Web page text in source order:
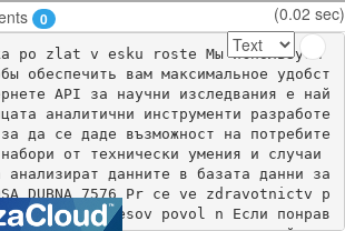
0 (0.02 sec)
po zlat v esku roste Мы используем
обеспечить вам максимальное удобст
API за научни изследвания е най
аналитични инструменти разработе
да се даде възможност на потребите
от технически умения и случаи
анализират данните в базата данни за
DUBNA 7576 Pr ce ve zdravotnictv p
nejv ce stresov povol n Если понрав